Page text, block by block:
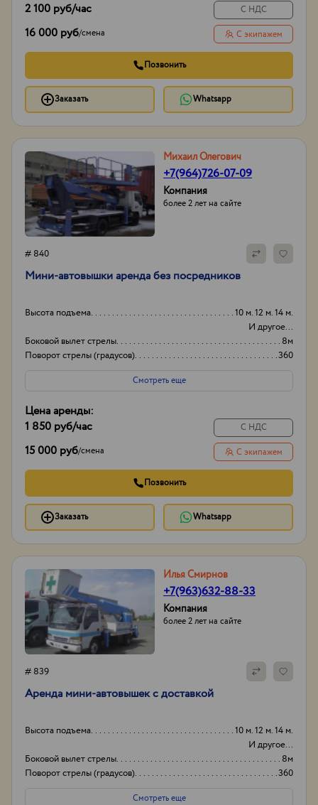
2 100 руб/час
16 000 руб/смена
С НДС
С экипажем
Позвонить
Заказать Whatsapp
Михаил Олегович
+7(964)726-07-09
Компания
более 2 лет на сайте
# 840
Мини-автовышки аренда без посредников
Высота подъема
10 м. 12 м. 14 м.
И другое...
Боковой вылет стрелы
8м
Поворот стрелы (градусов)
360
Грузоподьемность корзины:
500
Смотреть еще
Цена аренды:
1 850 руб/час
15 000 руб/смена
С НДС
С экипажем
Позвонить
Заказать Whatsapp
Илья Смирнов
+7(963)632-88-33
Компания
более 2 лет на сайте
# 839
Аренда мини-автовышек с доставкой
Высота подъема
10 м. 12 м. 14 м.
И другое...
Боковой вылет стрелы
8м
Поворот стрелы (градусов)
360
Грузоподьемность корзины:
250кг
Смотреть еще